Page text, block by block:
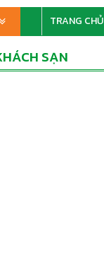
TRANG CHỦ
SẠN